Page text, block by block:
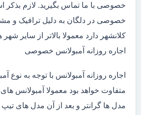
خصوصی با ما تماس بگیرید. لازم بذکر
خصوصی در دلگان به دلیل ترافیک و
کلانشهر دارد معمولا بالاتر از سایر
اجاره روزانه آمبولانس خصوصی
اجاره روزانه آمبولانس با توجه به نوع